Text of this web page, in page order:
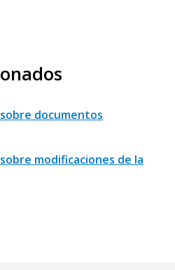
documentos
modificaciones de la